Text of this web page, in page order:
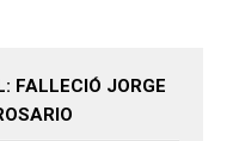
FALLECIÓ JORGE